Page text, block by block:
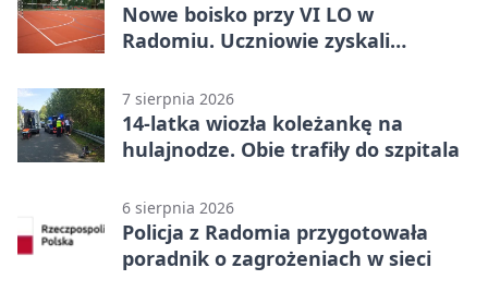
Nowe boisko przy VI LO w
Radomiu. Uczniowie zyskali
7 sierpnia 2026
14-latka wiozła koleżankę na
hulajnodze. Obie trafiły do szpitala
6 sierpnia 2026
Policja z Radomia przygotowała
poradnik o zagrożeniach w sieci